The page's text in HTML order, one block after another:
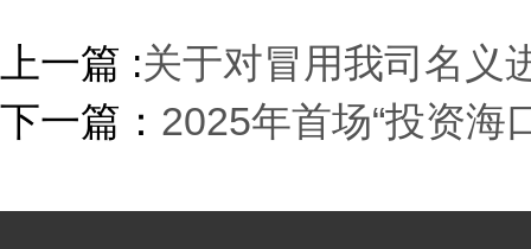
上一篇 :关于对冒用我司名义
下一篇： 2025年首场“投资海